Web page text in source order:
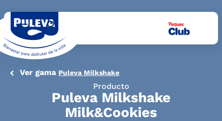
Ver gama Puleva Milkshake
Producto
Puleva Milkshake
Milk&Cookies